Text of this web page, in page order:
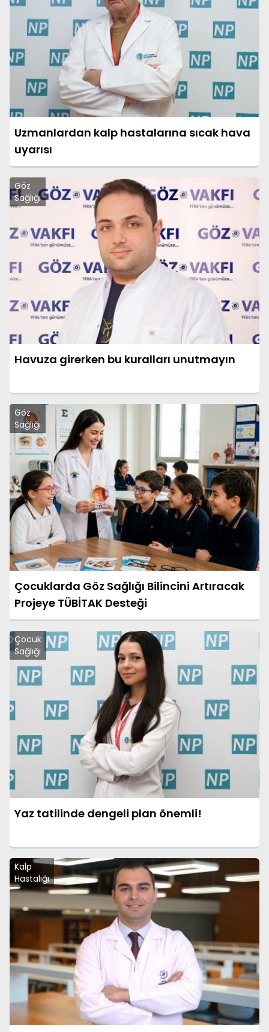
Uzmanlardan kalp hastalarına sıcak hava
uyarısı
Göz
Sağlığı
Havuza girerken bu kuralları unutmayın
Göz
Sağlığı
Çocuklarda Göz Sağlığı Bilincini Artıracak
Projeye TÜBİTAK Desteği
Çocuk
Sağlığı
Yaz tatilinde dengeli plan önemli!
Kalp
Hastalığı